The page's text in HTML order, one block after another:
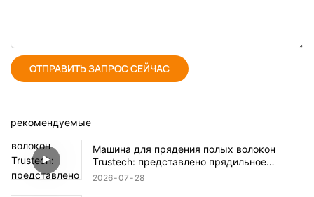
ОТПРАВИТЬ ЗАПРОС СЕЙЧАС
рекомендуемые
Машина для прядения полых волокон
Trustech: представлено прядильное
оборудование TIPS (17)
2026 07 28